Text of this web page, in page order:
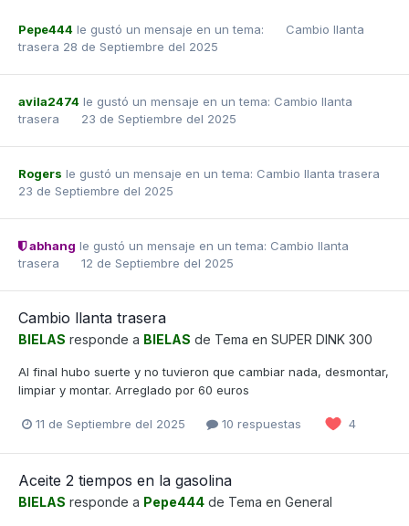
Pepe444 le gustó un mensaje en un tema:
Cambio llanta
trasera 28 de Septiembre del 2025
avila2474 le gustó un mensaje en un tema: Cambio llanta
trasera
23 de Septiembre del 2025
Rogers le gustó un mensaje en un tema: Cambio llanta trasera
23 de Septiembre del 2025
abhang le gustó un mensaje en un tema: Cambio llanta
trasera
12 de Septiembre del 2025
Cambio llanta trasera
BIELAS responde a BIELAS de Tema en SUPER DINK 300
Al final hubo suerte y no tuvieron que cambiar nada, desmontar,
limpiar y montar. Arreglado por 60 euros
11 de Septiembre del 2025 10 respuestas 4
Aceite 2 tiempos en la gasolina
BIELAS responde a Pepe444 de Tema en General